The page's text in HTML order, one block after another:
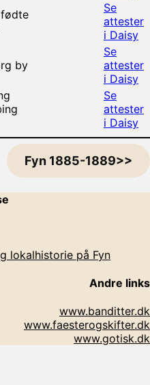
Se
attester
i Daisy
by
Se
attester
i Daisy
Se
attester
i Daisy
Fyn 1885-1889>>
lokalhistorie på Fyn
Andre links
www.banditter.dk
www.faesterogskifter.dk
www.gotisk.dk